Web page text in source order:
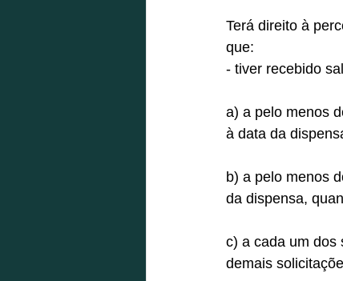
Terá direito à
que:
- tiver recebido
a) a pelo menos
à data da
b) a pelo menos
da dispensa,
c) a cada um dos
demais